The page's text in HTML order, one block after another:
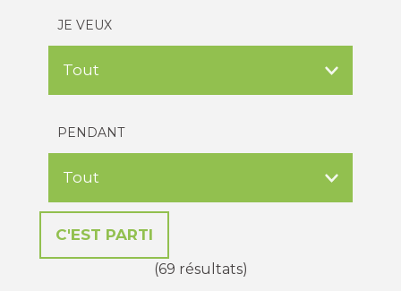
JE VEUX
PENDANT
(69 résultats)